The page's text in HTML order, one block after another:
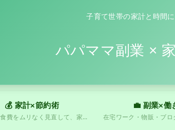
子育て世帯の家計と時間
パパママ副業 ×
💰 家計×節約術
固定費や食費をムリなく見直して、家計にゆとりをつくる方法を紹介します。
💼 副業×働